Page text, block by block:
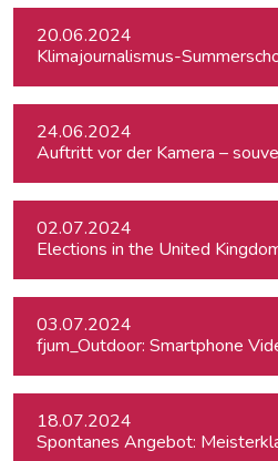
20.06.2024
Klimajournalismus-
24.06.2024
Auftritt vor der Kamera –
02.07.2024
Elections in the United
03.07.2024
fjum_Outdoor: Smartphone
18.07.2024
Spontanes Angebot: